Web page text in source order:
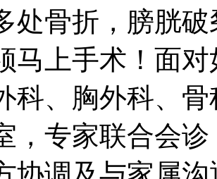
处骨折，膀胱
马上手术！面
科、胸外科、
，专家联合会